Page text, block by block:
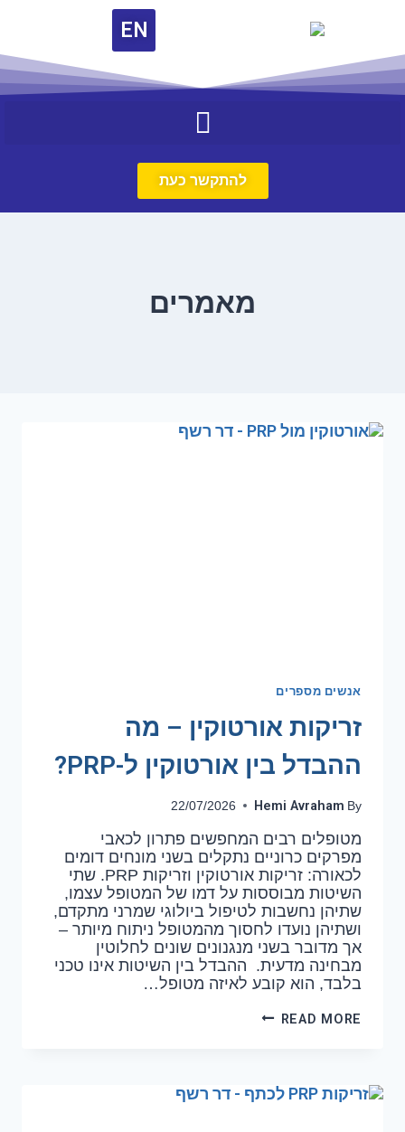
EN
להתקשר כעת
מאמרים
אנשים מספרים
זריקות אורטוקין – מה
ההבדל בין אורטוקין ל-PRP?
By
Hemi Avraham
22/07/2026
מטופלים רבים המחפשים פתרון לכאבי
מפרקים כרוניים נתקלים בשני מונחים דומים
לכאורה: זריקות אורטוקין וזריקות PRP. שתי
השיטות מבוססות על דמו של המטופל עצמו,
שתיהן נחשבות לטיפול ביולוגי שמרני מתקדם,
ושתיהן נועדו לחסוך מהמטופל ניתוח מיותר –
אך מדובר בשני מנגנונים שונים לחלוטין
מבחינה מדעית. ההבדל בין השיטות אינו טכני
בלבד, הוא קובע לאיזה מטופל…
READ MORE